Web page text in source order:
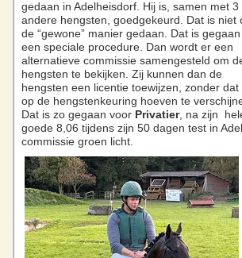
gedaan in Adelheisdorf. Hij is, samen met 3
andere hengsten, goedgekeurd. Dat is niet
de “gewone” manier gedaan. Dat is
een speciale procedure. Dan wordt er een
alternatieve commissie samengesteld om
hengsten te bekijken. Zij kunnen dan de
hengsten een licentie toewijzen, zonder dat
op de hengstenkeuring hoeven te
Dat is zo gegaan voor Privatier, na zijn
goede 8,06 tijdens zijn 50 dagen test in
commissie groen licht.